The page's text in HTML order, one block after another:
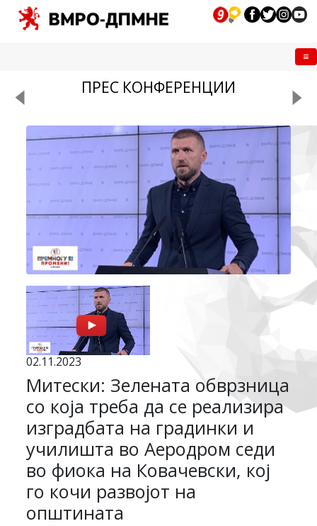
ПРЕС КОНФЕРЕНЦИИ
02.11.2023
Митески: Зелената обврзница
со која треба да се реализира
изградбата на градинки и
училишта во Аеродром седи
во фиока на Ковачевски, кој
го кочи развојот на
општината